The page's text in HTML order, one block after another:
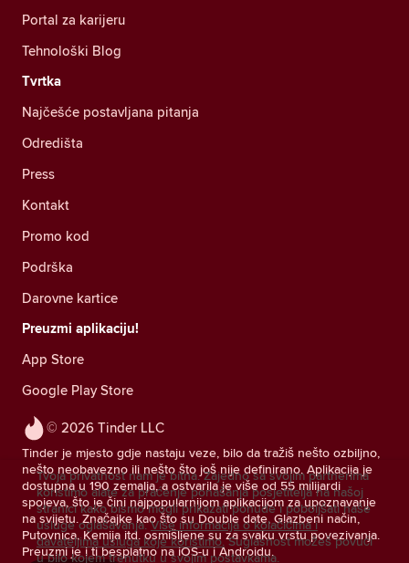
© 2026 Tinder LLC
Tinder je mjesto gdje nastaju veze, bilo da tražiš nešto ozbiljno,
nešto neobavezno ili nešto što još nije definirano. Aplikacija je
dostupna u 190 zemalja, a ostvarila je više od 55 milijardi
spojeva, što je čini najpopularnijom aplikacijom za upoznavanje
na svijetu. Značajke kao što su Double date, Glazbeni način,
Putovnica, Kemija itd. osmišljene su za svaku vrstu povezivanja.
Preuzmi je i ti besplatno na iOS-u i Androidu.
Portal za karijeru
Tehnološki Blog
Tvrtka
Najčešće postavljana pitanja
Odredišta
Press
Kontakt
Promo kod
Podrška
Darovne kartice
Preuzmi aplikaciju!
App Store
Google Play Store
Tvoja privatnost nam je bitna. Zajedno sa svojim partnerima
koristimo alate za praćenje ponašanja posjetitelja na našoj
stranici kako bismo mogli prikazati ponude i poboljšati naše
usluge oglašavanja. Više informacija o kolačićima i
davateljima usluga koje koristimo. Suglasnost možeš povući
u bilo kojem trenutku u svojim postavkama.